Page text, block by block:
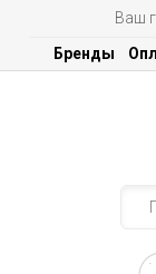
Ваш
Бренды